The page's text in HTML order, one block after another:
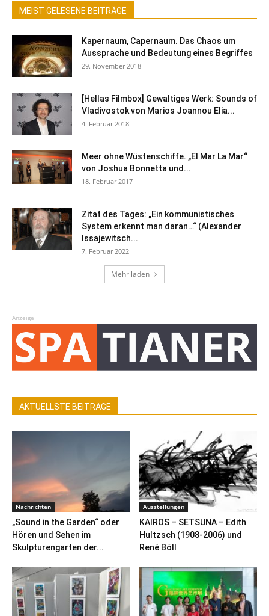
MEIST GELESENE BEITRÄGE
Kapernaum, Capernaum. Das Chaos um
Aussprache und Bedeutung eines Begriffes
29. November 2018
[Hellas Filmbox] Gewaltiges Werk: Sounds of
Vladivostok von Marios Joannou Elia...
4. Februar 2018
Meer ohne Wüstenschiffe. „El Mar La Mar“
von Joshua Bonnetta und...
18. Februar 2017
Zitat des Tages: „Ein kommunistisches
System erkennt man daran…“ (Alexander
Issajewitsch...
7. Februar 2022
Mehr laden
Anzeige
AKTUELLSTE BEITRÄGE
Nachrichten
„Sound in the Garden“ oder
Hören und Sehen im
Skulpturengarten der...
Ausstellungen
KAIROS – SETSUNA – Edith
Hultzsch (1908-2006) und
René Böll